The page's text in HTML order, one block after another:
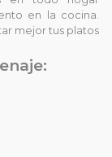
en la cocina.
mejor tus platos